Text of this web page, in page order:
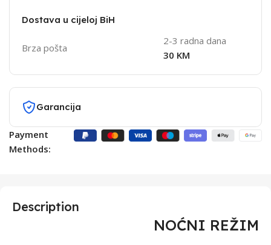
Dostava u cijeloj BiH
Brza pošta
2-3 radna dana
30 KM
Garancija
Payment
Methods:
Description
NOĆNI REŽIM